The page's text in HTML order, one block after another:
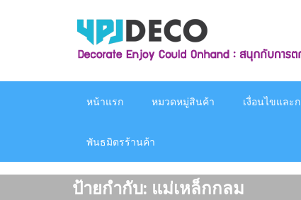
หน้าแรก หมวดหมู่สินค้า เงื่อนไขและ
พันธมิตรร้านค้า
ป้ายกำกับ: แม่เหล็กกลม